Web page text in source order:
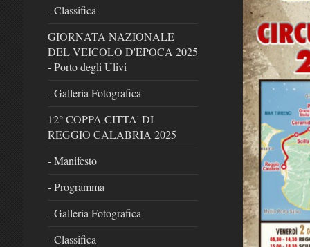
- Classifica
GIORNATA NAZIONALE
DEL VEICOLO D'EPOCA 2025
- Porto degli Ulivi
- Galleria Fotografica
12° COPPA CITTA' DI
REGGIO CALABRIA 2025
- Manifesto
- Programma
- Galleria Fotografica
- Classifica